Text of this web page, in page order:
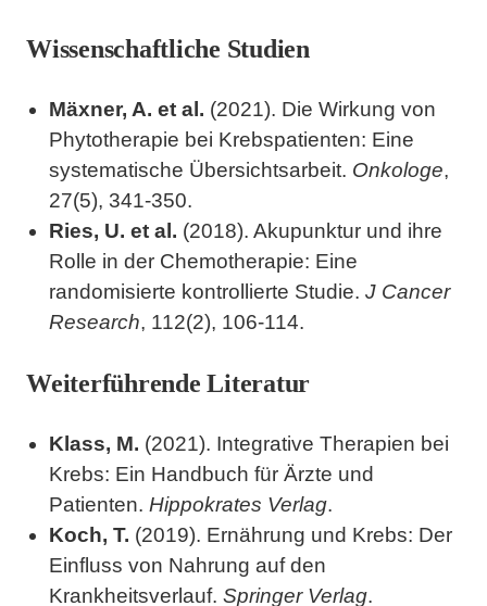
Wissenschaftliche Studien
Mäxner, A. et al. (2021). Die Wirkung von
Phytotherapie bei Krebspatienten: Eine
systematische Übersichtsarbeit. Onkologe,
27(5), 341-350.
Ries, U. et al. (2018). Akupunktur und ihre
Rolle in der Chemotherapie: Eine
randomisierte kontrollierte Studie. J Cancer
Research, 112(2), 106-114.
Weiterführende Literatur
Klass, M. (2021). Integrative Therapien bei
Krebs: Ein Handbuch für Ärzte und
Patienten. Hippokrates Verlag.
Koch, T. (2019). Ernährung und Krebs: Der
Einfluss von Nahrung auf den
Krankheitsverlauf. Springer Verlag.